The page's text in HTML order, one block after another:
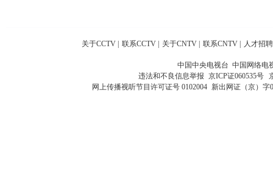
关于CCTV 联系CCTV 关于CNTV 联系CNTV 人才招聘
中国中央电视台 中国网络电
违法和不良信息举报 京ICP证060535号
网上传播视听节目许可证号 0102004 新出网证（京）